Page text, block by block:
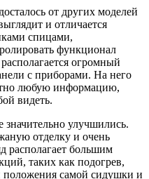
от других моделей
и отличается
спицами,
функционал
огромный
с приборами. На него
любую информацию,
видеть.
значительно улучшились.
отделку и очень
располагает большим
таких как подогрев,
положения самой сидушки и